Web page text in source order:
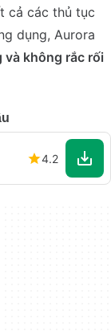
cả các thủ tục
dụng, Aurora
và không rắc rối
4.2